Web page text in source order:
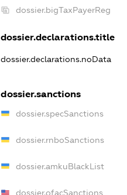
dossier.bigTaxPayerReg
dossier.declarations.title
dossier.declarations.noData
dossier.sanctions
dossier.specSanctions
dossier.rnboSanctions
dossier.amkuBlackList
dossier.ofacSanctions